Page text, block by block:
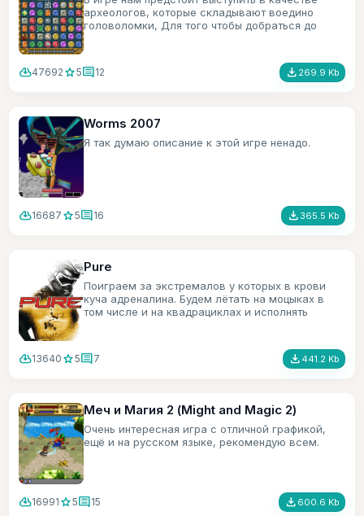
археологов, которые складывают воедино
головоломки, Для того чтобы добраться до
cloud_download47692 star5comment12 file_download 269.9 Kb
Worms 2007
Я так думаю описание к этой игре ненадо.
cloud_download16687 star5comment16 file_download 365.5 Kb
Pure
Поиграем за экстремалов у которых в крови
куча адреналина. Будем лётать на моцыках в
том числе и на квадрациклах и исполнять
cloud_download13640 star5comment7 file_download 441.2 Kb
Меч и Магия 2 (Might and Magic 2)
Очень интересная игра с отличной графикой,
ещё и на русском языке, рекомендую всем.
cloud_download16991 star5comment15 file_download 600.6 Kb